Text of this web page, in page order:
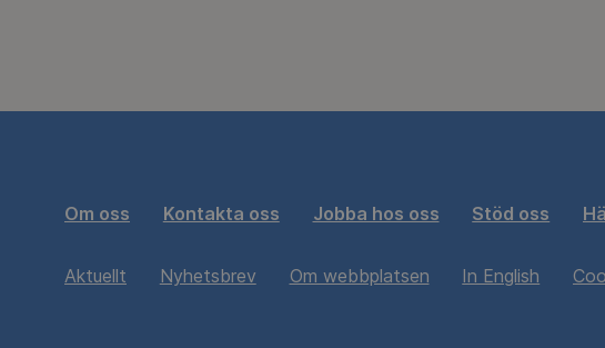
Om oss Kontakta oss Jobba hos oss Stöd oss
Aktuellt Nyhetsbrev Om webbplatsen In English